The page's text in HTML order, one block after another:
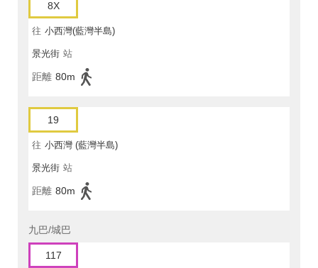
8X
往 小西灣(藍灣半島)
景光街 站
距離 80m
19
往 小西灣 (藍灣半島)
景光街 站
距離 80m
九巴/城巴
117